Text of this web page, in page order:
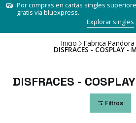
Por compras en cartas singles
gratis via bluexpress.
Explorar singles
Inicio Fabrica
DISFRACES - COSPLAY -
DISFRACES -
Filtros